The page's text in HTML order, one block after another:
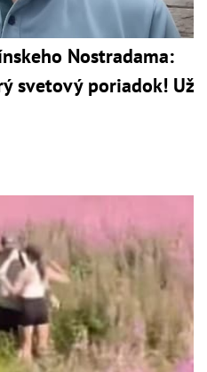
Nostradama:
svetový poriadok! Už